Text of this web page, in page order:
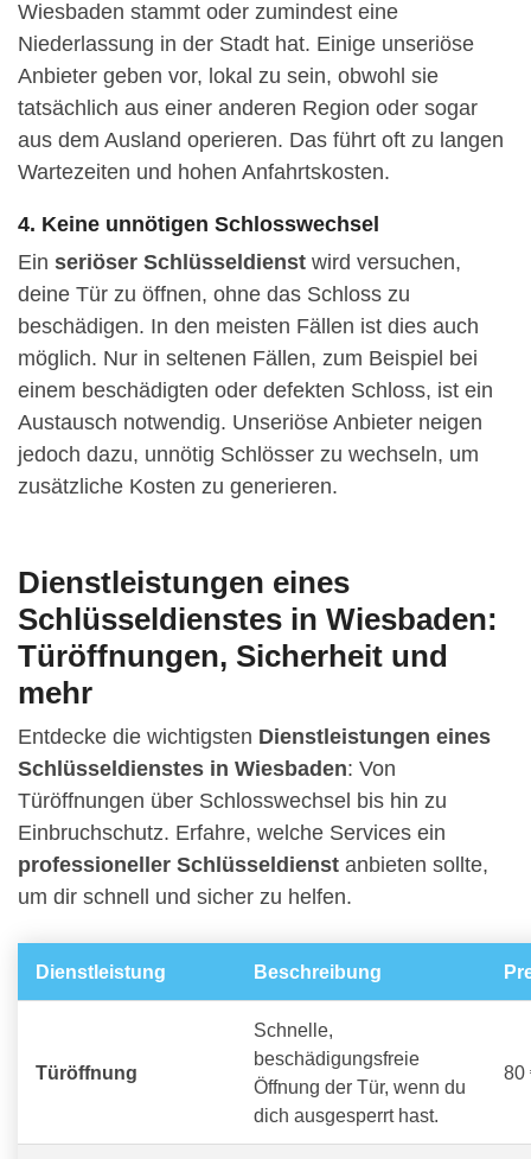
Wiesbaden stammt oder zumindest eine
Niederlassung in der Stadt hat. Einige unseriöse
Anbieter geben vor, lokal zu sein, obwohl sie
tatsächlich aus einer anderen Region oder sogar
aus dem Ausland operieren. Das führt oft zu langen
Wartezeiten und hohen Anfahrtskosten.
4. Keine unnötigen Schlosswechsel
Ein seriöser Schlüsseldienst wird versuchen,
deine Tür zu öffnen, ohne das Schloss zu
beschädigen. In den meisten Fällen ist dies auch
möglich. Nur in seltenen Fällen, zum Beispiel bei
einem beschädigten oder defekten Schloss, ist ein
Austausch notwendig. Unseriöse Anbieter neigen
jedoch dazu, unnötig Schlösser zu wechseln, um
zusätzliche Kosten zu generieren.
Dienstleistungen eines
Schlüsseldienstes in Wiesbaden:
Türöffnungen, Sicherheit und
mehr
Entdecke die wichtigsten Dienstleistungen eines
Schlüsseldienstes in Wiesbaden: Von
Türöffnungen über Schlosswechsel bis hin zu
Einbruchschutz. Erfahre, welche Services ein
professioneller Schlüsseldienst anbieten sollte,
um dir schnell und sicher zu helfen.
Dienstleistung Beschreibung
Türöffnung
Schnelle,
beschädigungsfreie
Öffnung der Tür, wenn du
dich ausgesperrt hast.
80